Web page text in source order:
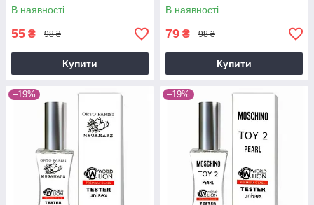
В наявності
55 ₴ 98 ₴
Купити
В наявності
79 ₴ 98 ₴
Купити
–19% –19%